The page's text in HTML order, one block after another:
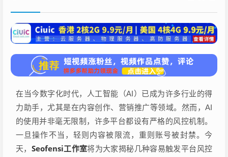
在当今数字化时代，人工智能（AI）已成为许多行业的得
力助手，尤其是在内容创作、营销推广等领域。然而，AI
的使用并非毫无限制，许多平台都设有严格的风控机制。
一旦操作不当，轻则内容被限流，重则账号被封禁。今
天， Seofensi工作室将为大家揭秘几种容易触发平台风控